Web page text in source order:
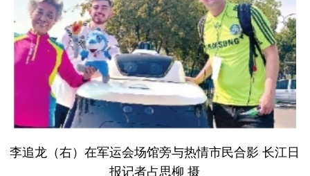
李追龙（右）在军运会场馆旁与热情市民合影 长江日
报记者占思柳 摄